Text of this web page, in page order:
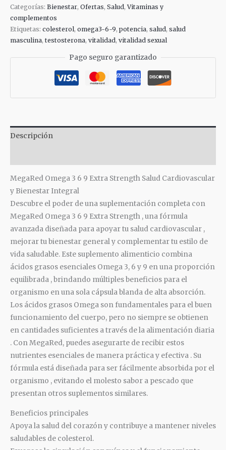
Categorías: Bienestar, Ofertas, Salud,Vitaminas y
complementos
Etiquetas: colesterol, omega3-6-9,potencia, salud, salud
masculina, testosterona, vitalidad, vitalidad sexual
Pago seguro garantizado
Descripción
MegaRed Omega 3 6 9 Extra Strength Salud Cardiovascular
y Bienestar Integral
Descubre el poder de una suplementación completa con
MegaRed Omega 3 6 9 Extra Strength ,una fórmula
avanzada diseñada para apoyar tu salud cardiovascular ,
mejorar tu bienestar general y complementar tu estilo de
vida saludable. Este suplemento alimenticio combina
ácidos grasos esenciales Omega 3, 6 y 9 en una proporción
equilibrada ,brindando múltiplesbeneficios para el
organismo en una sola cápsulablanda de alta absorción.
Los ácidos grasos Omega son fundamentales para el buen
funcionamiento del cuerpo, pero no siempre se obtienen
en cantidades suficientes através de la alimentación diaria
. Con MegaRed, puedes asegurarte de recibir estos
nutrientes esenciales de manera prácticay efectiva . Su
fórmula está diseñada para ser fácilmente absorbida por el
organismo , evitando el molesto sabor a pescado que
presentan otros suplementos similares.
Beneficios principales
Apoya la salud del corazóny contribuye a mantener niveles
saludables de colesterol.